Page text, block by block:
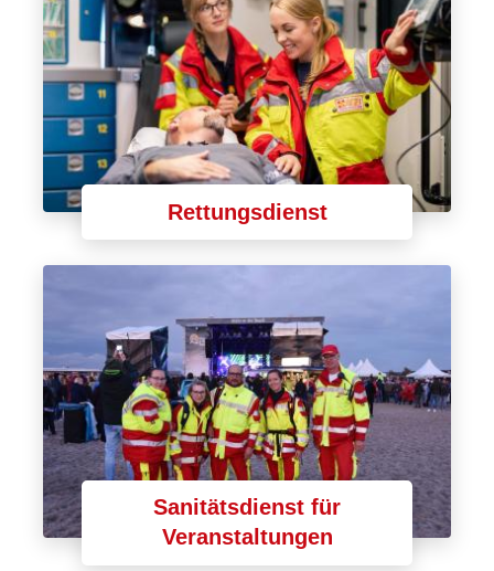
Rettungsdienst
Sanitätsdienst für
Veranstaltungen